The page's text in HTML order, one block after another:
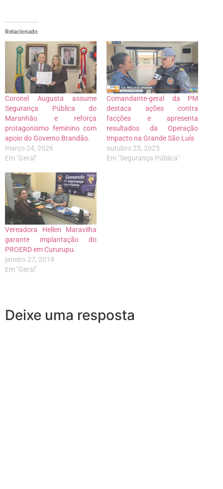
Relacionado
Coronel Augusta assume
Segurança Pública do
Maranhão e reforça
protagonismo feminino com
apoio do Governo Brandão.
março 24, 2026
Em "Geral"
Comandante-geral da PM
destaca ações contra
facções e apresenta
resultados da Operação
Impacto na Grande São Luís
outubro 23, 2025
Em "Segurança Pública"
Vereadora Hellen Maravilha
garante implantação do
PROERD em Cururupu.
janeiro 27, 2019
Em "Geral"
Deixe uma resposta